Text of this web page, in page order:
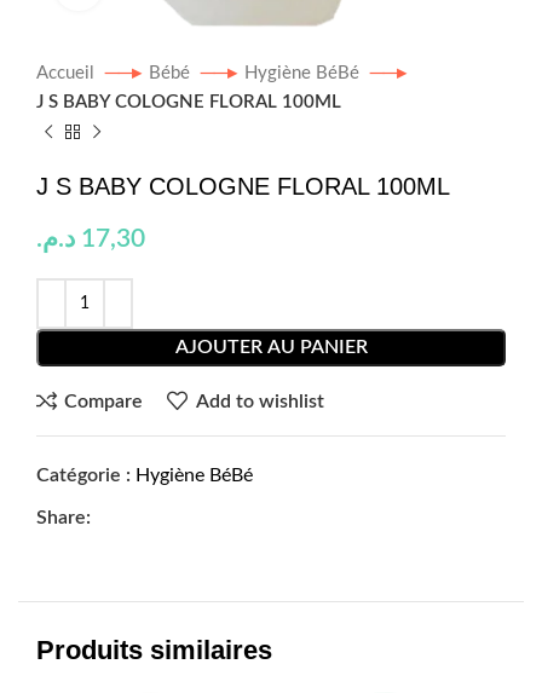
Accueil Bébé
Hygiène BéBé
J S BABY COLOGNE FLORAL 100ML
J S BABY COLOGNE FLORAL 100ML
17,30 د.م.
AJOUTER AU PANIER
Compare Add to wishlist
Catégorie : Hygiène BéBé
Share:
Produits similaires